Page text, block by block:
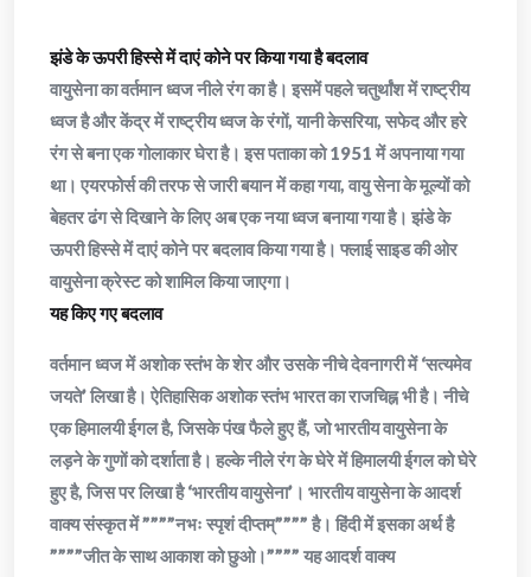
झंडे के ऊपरी हिस्से में दाएं कोने पर किया गया है बदलाव
वायुसेना का वर्तमान ध्वज नीले रंग का है। इसमें पहले चतुर्थांश में राष्ट्रीय
ध्वज है और केंद्र में राष्ट्रीय ध्वज के रंगों, यानी केसरिया, सफेद और हरे
रंग से बना एक गोलाकार घेरा है। इस पताका को 1951 में अपनाया गया
था। एयरफोर्स की तरफ से जारी बयान में कहा गया, वायु सेना के मूल्यों को
बेहतर ढंग से दिखाने के लिए अब एक नया ध्वज बनाया गया है। झंडे के
ऊपरी हिस्से में दाएं कोने पर बदलाव किया गया है। फ्लाई साइड की ओर
वायुसेना क्रेस्ट को शामिल किया जाएगा।
यह किए गए बदलाव
वर्तमान ध्वज में अशोक स्तंभ के शेर और उसके नीचे देवनागरी में ‘सत्यमेव
जयते’ लिखा है। ऐतिहासिक अशोक स्तंभ भारत का राजचिह्न भी है। नीचे
एक हिमालयी ईगल है, जिसके पंख फैले हुए हैं, जो भारतीय वायुसेना के
लड़ने के गुणों को दर्शाता है। हल्के नीले रंग के घेरे में हिमालयी ईगल को घेरे
हुए है, जिस पर लिखा है ‘भारतीय वायुसेना’। भारतीय वायुसेना के आदर्श
वाक्य संस्कृत में ””””नभः स्पृशं दीप्तम्”””” है। हिंदी में इसका अर्थ है
””””जीत के साथ आकाश को छुओ।”””” यह आदर्श वाक्य